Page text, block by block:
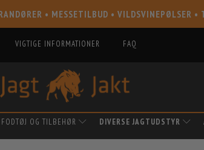
• MESSETILBUD • VILDSVINEPØLSER •
VIGTIGE INFORMATIONER FAQ
FODTØJ OG TILBEHØR DIVERSE JAGTUDSTYR